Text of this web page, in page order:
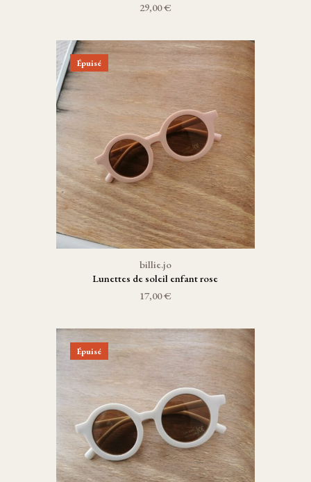
29,00 €
Épuisé
billie.jo
Lunettes de soleil enfant rose
17,00 €
Épuisé